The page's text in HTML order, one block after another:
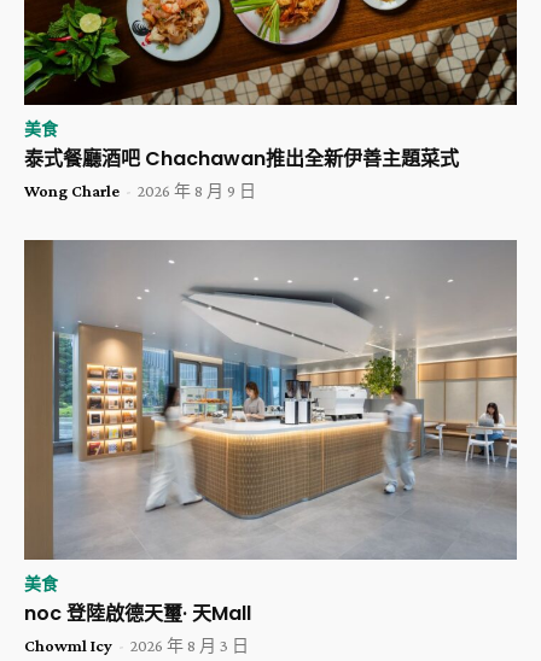
美食
泰式餐廳酒吧 Chachawan推出全新伊善主題菜式
Wong Charle - 2026 年 8 月 9 日
美食
noc 登陸啟德天璽· 天Mall
Chowml Icy - 2026 年 8 月 3 日